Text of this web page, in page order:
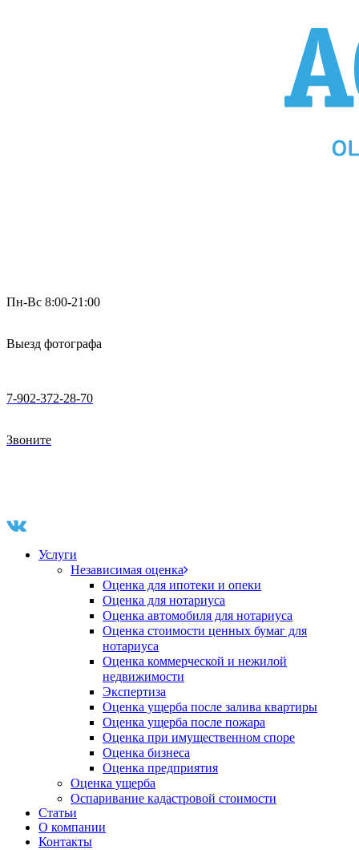
Пн-Вс 8:00-21:00
Выезд фотографа
7-902-372-28-70
Звоните
Услуги
Независимая оценка
Оценка для ипотеки и опеки
Оценка для нотариуса
Оценка автомобиля для нотариуса
Оценка стоимости ценных бумаг для
нотариуса
Оценка коммерческой и нежилой
недвижимости
Экспертиза
Оценка ущерба после залива квартиры
Оценка ущерба после пожара
Оценка при имущественном споре
Оценка бизнеса
Оценка предприятия
Оценка ущерба
Оспаривание кадастровой стоимости
Статьи
О компании
Контакты